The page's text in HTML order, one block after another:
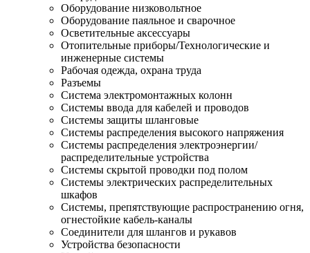
Оборудование низковольтное
Оборудование паяльное и сварочное
Осветительные аксессуары
Отопительные приборы/Технологические и
инженерные системы
Рабочая одежда, охрана труда
Разъемы
Система электромонтажных колонн
Системы ввода для кабелей и проводов
Системы защиты шланговые
Системы распределения высокого напряжения
Системы распределения электроэнергии/
распределительные устройства
Системы скрытой проводки под полом
Системы электрических распределительных
шкафов
Системы, препятствующие распространению огня,
огнестойкие кабель-каналы
Соединители для шлангов и рукавов
Устройства безопасности